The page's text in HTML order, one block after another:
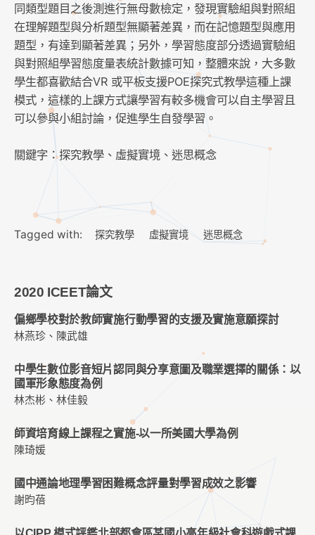
同類型題目之後測進行無母數檢定，發現實驗組與對照組
在理解題型與分析題型無顯著差異，而在記憶題型與應用
題型，有達到顯著差異；另外，學習態度部分透過實驗組
與對照組學習態度量表統計數據可知，整體來說，大多數
學生都喜歡結合VR 或平板支援POE探究式教學這種上課
模式，這樣的上課方式讓學習有較多機會可以自主學習且
可以參與小組討論，促進學生自發學習。
關鍵字：探究教學、虛擬實境、迷思概念
Tagged with: 探究教學 虛擬實境 迷思概念
2020 ICEET論文
偏鄉學校對於教師實施行動學習的支援及實施意願探討
林燕珍、陳武雄
中學生數位影音短片認同與分享意圖及職業選擇的關係：以
國軍形象態度為例
林杰彬、林佳毅
師資培育線上課程之實施-以一所美國大學為例
陳琦媛
國中通論地理學習困難概念評量對學習成效之影響
謝昀蓓